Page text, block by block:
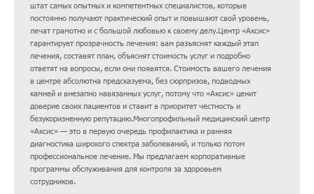
штат самых опытных и компетентных специалистов, которые
постоянно получают практический опыт и повышают свой уровень,
лечат грамотно и с большой любовью к своему делу.Центр «Аксис»
гарантирует прозрачность лечения: вам разъяснят каждый этап
лечения, составят план, объяснят стоимость услуг и подробно
ответят на вопросы, если они появятся. Стоимость вашего лечения
в центре абсолютна предсказуема, без сюрпризов, подводных
камней и внезапно навязанных услуг, потому что «Аксис» ценит
доверие своих пациентов и ставит в приоритет честность и
безукоризненную репутацию.Многопрофильный медицинский центр
«Аксис» — это в первую очередь профилактика и ранняя
диагностика широкого спектра заболеваний, и только потом
профессиональное лечение. Мы предлагаем корпоративные
программы обслуживания для контроля за здоровьем
сотрудников.